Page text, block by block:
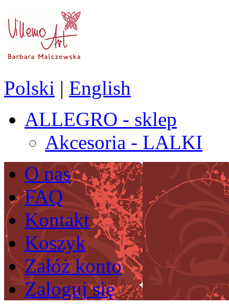
Polski | English
ALLEGRO - sklep
Akcesoria - LALKI
O nas
FAQ
Kontakt
Koszyk
Załóż konto
Zaloguj się